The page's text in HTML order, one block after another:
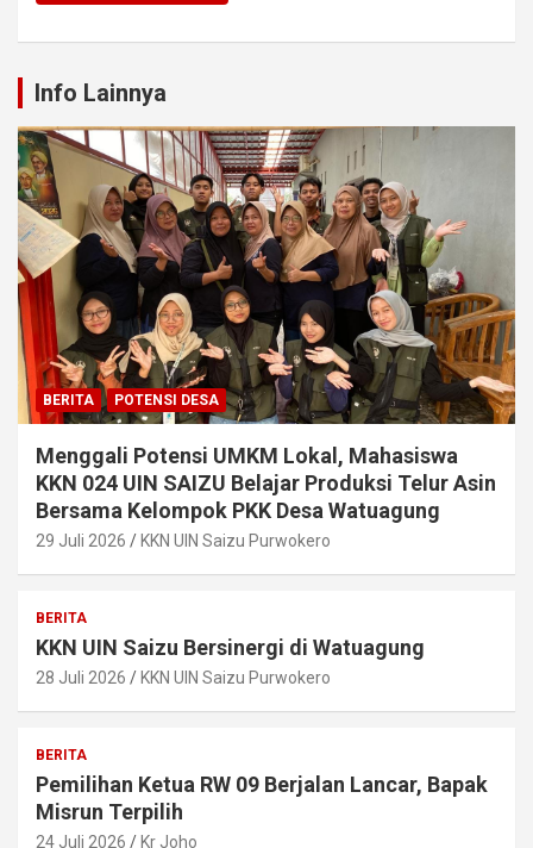
Info Lainnya
BERITA POTENSI DESA
Menggali Potensi UMKM Lokal, Mahasiswa
KKN 024 UIN SAIZU Belajar Produksi Telur Asin
Bersama Kelompok PKK Desa Watuagung
29 Juli 2026 KKN UIN Saizu Purwokero
BERITA
KKN UIN Saizu Bersinergi di Watuagung
28 Juli 2026 KKN UIN Saizu Purwokero
BERITA
Pemilihan Ketua RW 09 Berjalan Lancar, Bapak
Misrun Terpilih
24 Juli 2026 Kr Joho